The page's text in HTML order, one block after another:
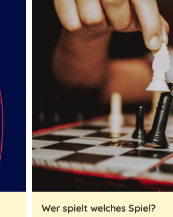
Wer spielt welches Spiel?